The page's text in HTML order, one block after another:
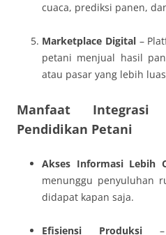
cuaca, prediksi panen,
Marketplace Digital–
petani menjual hasil
atau pasar yang lebih
Manfaat Integrasi
Pendidikan Petani
Akses Informasi Lebih
menunggu penyuluhan
didapat kapan saja.
Efisiensi Produksi –